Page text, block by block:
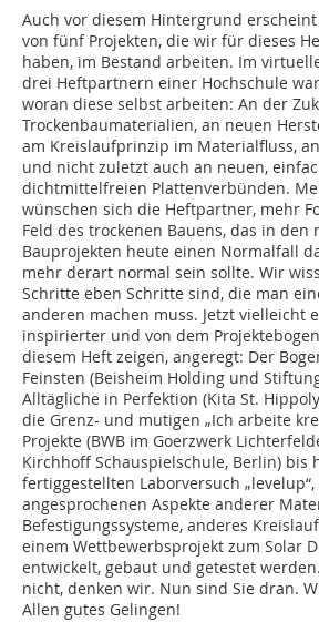
Auch vor diesem Hintergrund
von fünf Projekten, die wir für dieses
haben, im Bestand arbeiten. Im
drei Heftpartnern einer Hochschule
woran diese selbst arbeiten: An der
Trockenbaumaterialien, an neuen
am Kreislaufprinzip im Materialfluss,
und nicht zuletzt auch an neuen,
dichtmittelfreien Plattenverbünden.
wünschen sich die Heftpartner, mehr
Feld des trockenen Bauens, das in den
Bauprojekten heute einen Normalfall
mehr derart normal sein sollte. Wir
Schritte eben Schritte sind, die man
anderen machen muss. Jetzt vielleicht
inspirierter und von dem
diesem Heft zeigen, angeregt: Der
Feinsten (Beisheim Holding und
Alltägliche in Perfektion (Kita St.
die Grenz- und mutigen „Ich arbeite
Projekte (BWB im Goerzwerk
Kirchhoff Schauspielschule, Berlin) bis
fertiggestellten Laborversuch
angesprochenen Aspekte anderer
Befestigungssysteme, anderes
einem Wettbewerbsprojekt zum Solar
entwickelt, gebaut und getestet
nicht, denken wir. Nun sind Sie dran.
Allen gutes Gelingen!